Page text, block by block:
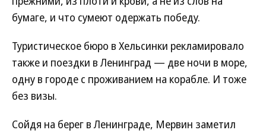
бумаге, и что сумеют одержать победу.
Туристическое бюро в Хельсинки рекламировало
также и поездки в Ленинград — две ночи в море,
одну в городе с проживанием на корабле. И тоже
без визы.
Сойдя на берег в Ленинграде, Мервин заметил